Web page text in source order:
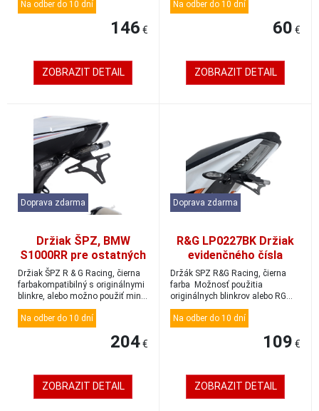
Na odber do 10 dní
146 €
ZOBRAZIT DETAIL
Na odber do 10 dní
60 €
ZOBRAZIT DETAIL
Doprava zdarma
Držiak ŠPZ, BMW
S1000RR pre ostatných
smerovky, čierna
Držiak ŠPZ R & G Racing, čierna
farbakompatibilný s originálnymi
blinkre, alebo možno použiť min...
Na odber do 10 dní
204€
ZOBRAZIT DETAIL
Doprava zdarma
R&G LP0227BK Držiak
evidenčného čísla
Ducati Monster 797
Držák SPZ R&G Racing, čierna
farba Možnosť použitia
originálnych blinkrov alebo RG
Racing ...
Na odber do 10 dní
109 €
ZOBRAZIT DETAIL